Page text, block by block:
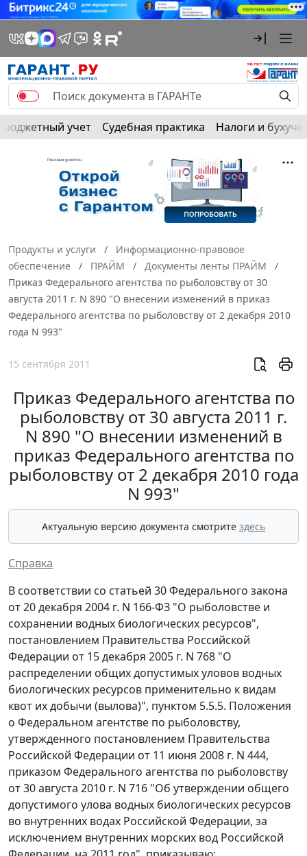
Бюджетный учет Судебная практика Налоги и
Продукты и услуги
Информационно-правовое
обеспечение
ПРАЙМ
Документы ленты ПРАЙМ
Приказ Федерального агентства по рыболовству от 30
августа 2011 г. N 890 "О внесении изменений в приказ
Федерального агентства по рыболовству от 2 декабря 2010
года N 993"
15 сентября 2011
Приказ Федерального агентства по
рыболовству от 30 августа 2011 г.
N 890 "О внесении изменений в
приказ Федерального агентства по
рыболовству от 2 декабря 2010 года
N 993"
Актуальную версию документа смотрите здесь
Справка
В соответствии со статьей 30 Федерального закона
от 20 декабря 2004 г. N 166-ФЗ "О рыболовстве и
сохранении водных биологических ресурсов",
постановлением Правительства Российской
Федерации от 15 декабря 2005 г. N 768 "О
распределении общих допустимых уловов водных
биологических ресурсов применительно к видам
квот их добычи (вылова)", пунктом 5.5.5. Положения
о Федеральном агентстве по рыболовству,
утвержденного постановлением Правительства
Российской Федерации от 11 июня 2008 г. N 444,
приказом Федерального агентства по рыболовству
от 30 августа 2010 г. N 716 "Об утверждении общего
допустимого улова водных биологических ресурсов
во внутренних водах Российской Федерации, за
исключением внутренних морских вод Российской